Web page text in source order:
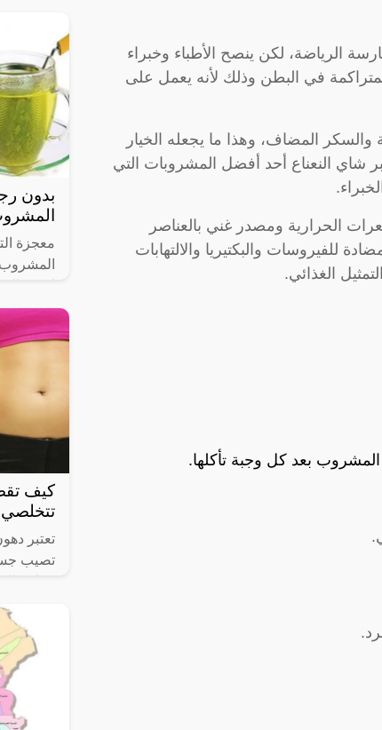
الرياضة، لكن ينصح الأطباء وخبراء
في البطن وذلك لأنه يعمل على
المضاف، وهذا ما يجعله الخيار
شاي النعناع أحد أفضل المشروبات التي
الحرارية ومصدر غني بالعناصر
للفيروسات والبكتيريا والالتهابات
الغذائي.
بدون
معجزة
وتتخلصين
كيف
تعتبر
تصيب
هذه